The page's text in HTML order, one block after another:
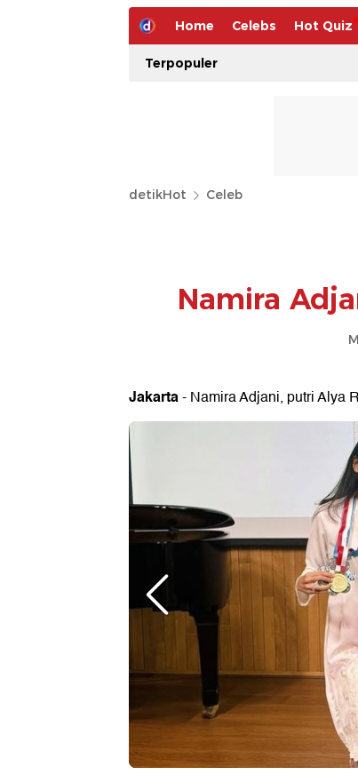
Home Celebs Hot Quiz
Terpopuler
detikHot Celeb
Namira
Jakarta- Namira Adjani, putri Alya